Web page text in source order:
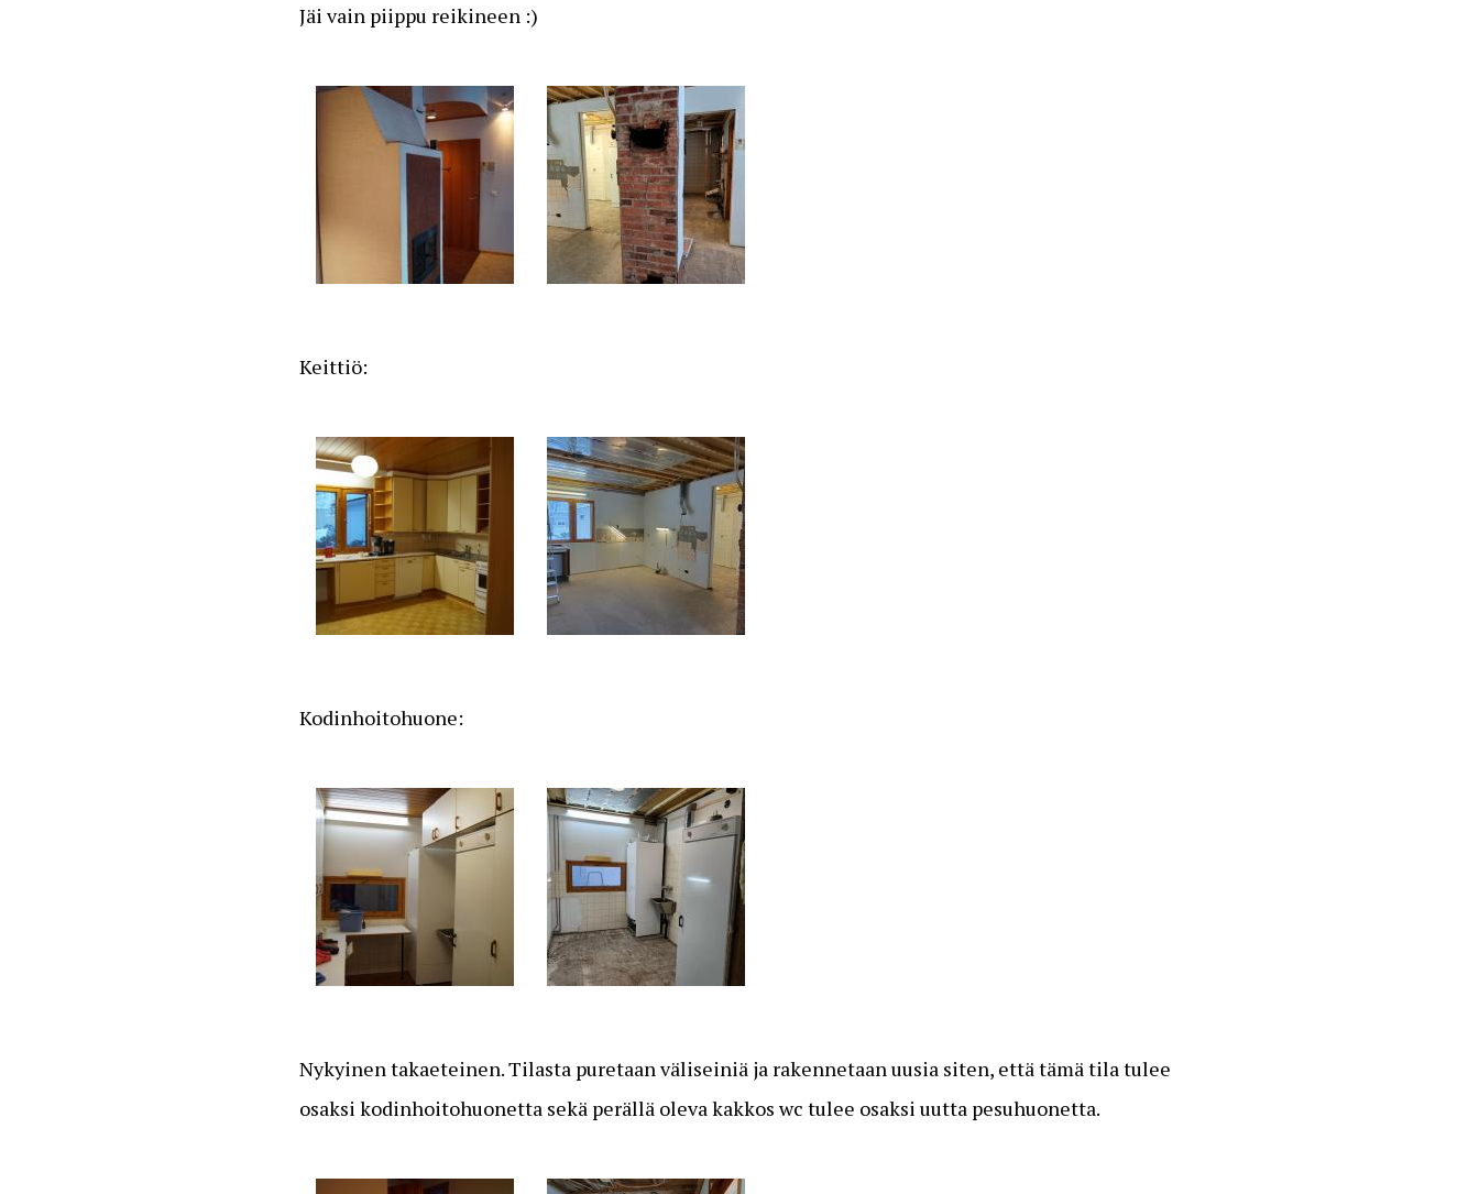
Jäi vain piippu reikineen :)
Keittiö:
Kodinhoitohuone:
Nykyinen takaeteinen. Tilasta puretaan väliseiniä ja rakennetaan uusia siten, että tämä tila tulee
osaksi kodinhoitohuonetta sekä perällä oleva kakkos wc tulee osaksi uutta pesuhuonetta.